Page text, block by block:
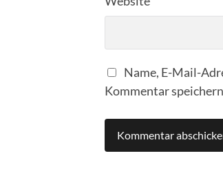
Name, E-Mail-
Kommentar